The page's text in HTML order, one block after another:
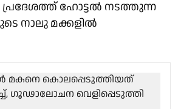
പ്രദേശത്ത് ഹോട്ടൽ നടത്തുന്ന
നാലു മക്കളിൽ